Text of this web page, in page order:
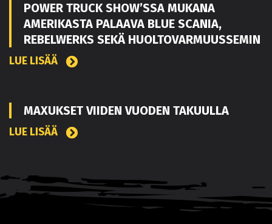
POWER TRUCK SHOW’SSA MUKANA
AMERIKASTA PALAAVA BLUE SCANIA,
REBELWERKS SEKÄ HUOLTOVARMUUSSEMIN
LUE LISÄÄ
MAXUKSET VIIDEN VUODEN TAKUULLA
LUE LISÄÄ